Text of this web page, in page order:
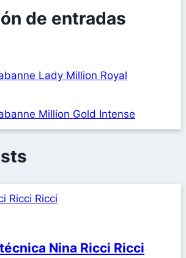
de entradas
Lady Million Royal
Million Gold Intense
Nina Ricci Ricci